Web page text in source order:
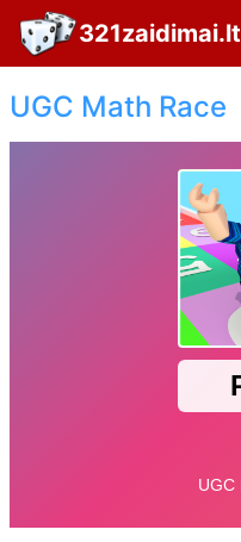
321zaidimai.lt
UGC Math Race